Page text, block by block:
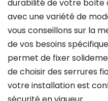
durabilité de votre boîte
avec une variété de
vous conseillons sur la
de vos besoins
permet de fixer
de choisir des serrures
votre installation est